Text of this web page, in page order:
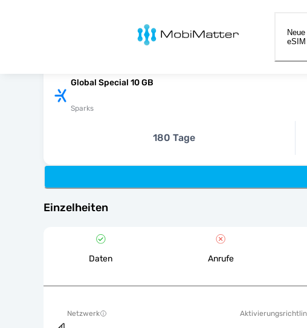
MobiMatter
Neue
eSIM
Global Special 10 GB
Sparks
180 Tage
Einzelheiten
Daten Anrufe
Netzwerk